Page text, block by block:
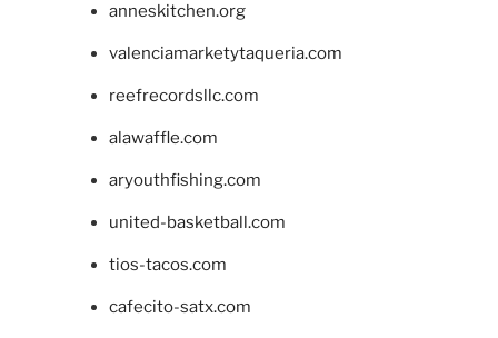
anneskitchen.org
valenciamarketytaqueria.com
reefrecordsllc.com
alawaffle.com
aryouthfishing.com
united-basketball.com
tios-tacos.com
cafecito-satx.com